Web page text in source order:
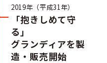
2019年（平成31年）
「抱きしめて守
る」
グランディアを製
造・販売開始